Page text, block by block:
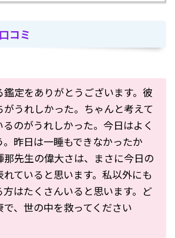
コミ
鑑定をありがとうございます。彼
がうれしかった。ちゃんと考えて
るのがうれしかった。今日はよく
。昨日は一睡もできなかったか
那先生の偉大さは、まさに今日の
れていると思います。私以外にも
方はたくさんいると思います。ど
で、世の中を救ってください